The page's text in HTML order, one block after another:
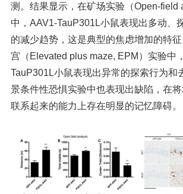
测。结果显示，在矿场实验（Open-field
中，AAV1-TauP301L小鼠表现出多动、
的减少趋势，这是典型的焦虑增加的特
宫（Elevated plus maze, EPM）实验中
TauP301L小鼠表现出异常的探索行为和
景条件性恐惧实验中也表现出缺陷，在
联系起来的能力上存在明显的记忆障碍。